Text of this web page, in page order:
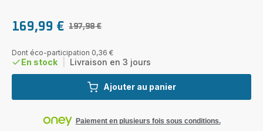
Prix
réduction
169,99 €
Prix
197,98 €
Dont éco-participation 0,36 €
En stock Livraison en 3 jours
Ajouter au panier
Paiement en plusieurs fois sous conditions.